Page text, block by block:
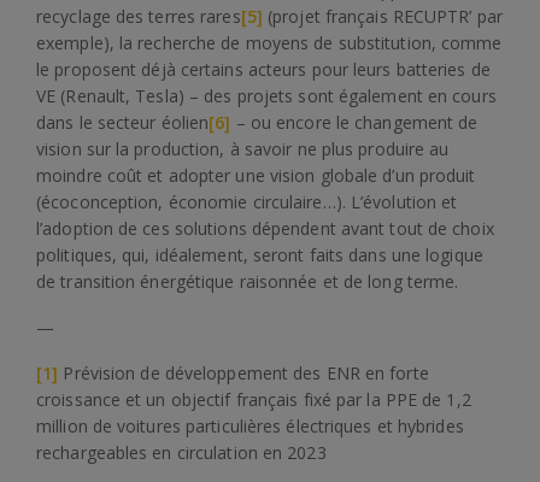
recyclage des terres rares[5] (projet français RECUPTR’ par
exemple), la recherche de moyens de substitution, comme
le proposent déjà certains acteurs pour leurs batteries de
VE (Renault, Tesla) – des projets sont également en cours
dans le secteur éolien[6] – ou encore le changement de
vision sur la production, à savoir ne plus produire au
moindre coût et adopter une vision globale d’un produit
(écoconception, économie circulaire…). L’évolution et
l’adoption de ces solutions dépendent avant tout de choix
politiques, qui, idéalement, seront faits dans une logique
de transition énergétique raisonnée et de long terme.
—
[1] Prévision de développement des ENR en forte
croissance et un objectif français fixé par la PPE de 1,2
million de voitures particulières électriques et hybrides
rechargeables en circulation en 2023